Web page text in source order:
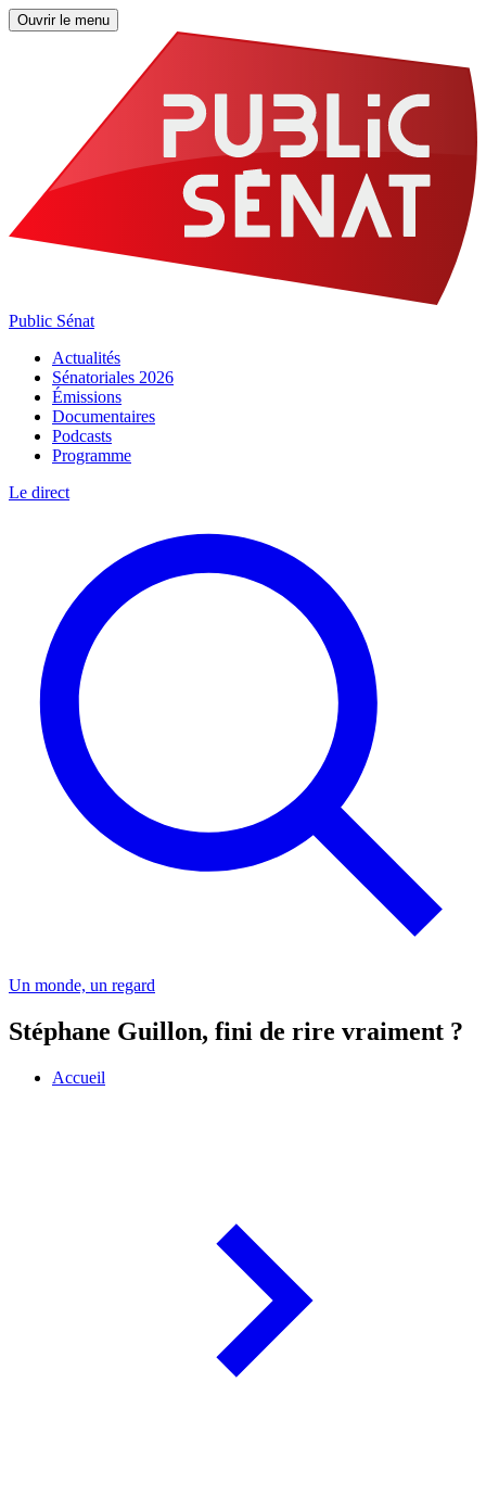
Ouvrir le menu
Public Sénat
Actualités
Sénatoriales 2026
Émissions
Documentaires
Podcasts
Programme
Le direct
Un monde, un regard
Stéphane Guillon, fini de rire vraiment ?
Accueil